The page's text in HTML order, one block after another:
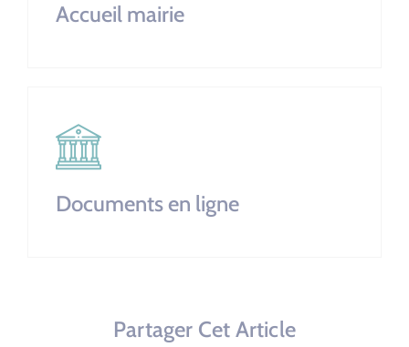
Accueil mairie
Documents en ligne
Partager Cet Article